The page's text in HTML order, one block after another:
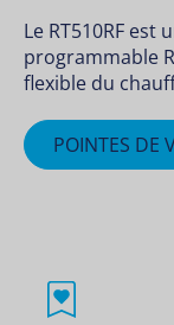
Le RT510RF est
programmable
flexible du
POINTES DE